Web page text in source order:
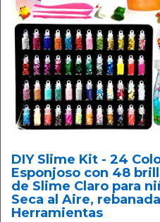
DIY Slime Kit - 24
Esponjoso con 48
de Slime Claro para
Seca al Aire,
Herramientas